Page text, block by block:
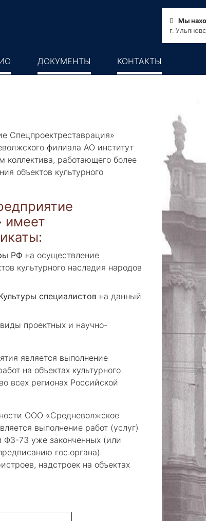
Мы
г.
ДОКУМЕНТЫ КОНТАКТЫ
Спецпроектреставрация»
филиала АО институт
коллектива, работающего более
объектов культурного
имеет
РФ на осуществление
культурного наследия народов
специалистов на данный
проектных и научно-
является выполнение
на объектах культурного
всех регионах Российской
ООО «Средневолжское
выполнение работ (услуг)
ФЗ-73 уже законченных (или
гос.органа)
надстроек на объектах